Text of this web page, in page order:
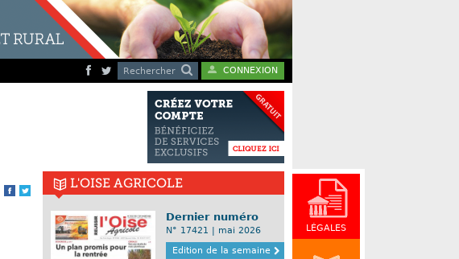
Rechercher CONNEXION
LÉGALES
Facebook
Twitter
L'OISE AGRICOLE
Dernier numéro
N° 17421 | mai 2026
Edition de la semaine